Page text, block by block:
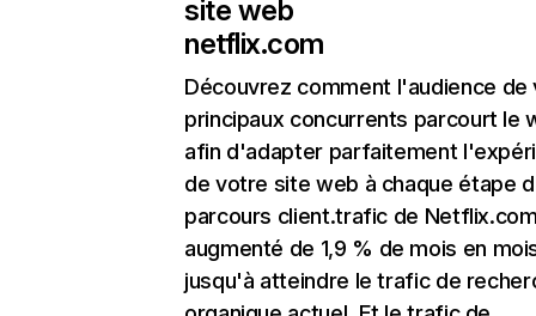
site web
netflix.com
Découvrez comment l'audience de
principaux concurrents parcourt le
afin d'adapter parfaitement
de votre site web à chaque étape
parcours client.trafic de
augmenté de 1,9 % de mois en
jusqu'à atteindre le trafic de